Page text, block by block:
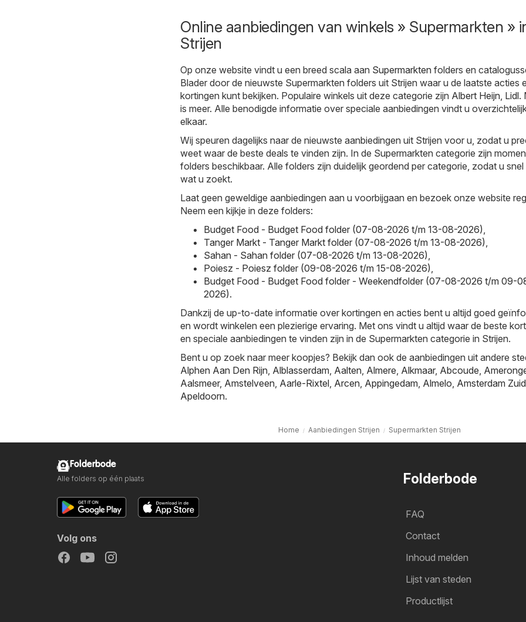
Online aanbiedingen van winkels » Supermarkten »
Strijen
Op onze website vindt u een breed scala aan Supermarkten folders en
Blader door de nieuwste Supermarkten folders uit Strijen waar u de laatste acties
kortingen kunt bekijken. Populaire winkels uit deze categorie zijn Albert Heijn, Lidl.
is meer. Alle benodigde informatie over speciale aanbiedingen vindt u
elkaar.
Wij speuren dagelijks naar de nieuwste aanbiedingen uit Strijen voor u, zodat u
weet waar de beste deals te vinden zijn. In de Supermarkten categorie zijn
folders beschikbaar. Alle folders zijn duidelijk geordend per categorie, zodat u
wat u zoekt.
Laat geen geweldige aanbiedingen aan u voorbijgaan en bezoek onze website
Neem een kijkje in deze folders:
Budget Food - Budget Food folder (07-08-2026 t/m 13-08-2026),
Tanger Markt - Tanger Markt folder (07-08-2026 t/m 13-08-2026),
Sahan - Sahan folder (07-08-2026 t/m 13-08-2026),
Poiesz - Poiesz folder (09-08-2026 t/m 15-08-2026),
Budget Food - Budget Food folder - Weekendfolder (07-08-2026 t/m 09-
2026).
Dankzij de up-to-date informatie over kortingen en acties bent u altijd goed
en wordt winkelen een plezierige ervaring. Met ons vindt u altijd waar de beste
en speciale aanbiedingen te vinden zijn in de Supermarkten categorie in Strijen.
Bent u op zoek naar meer koopjes? Bekijk dan ook de aanbiedingen uit andere
Alphen Aan Den Rijn, Alblasserdam, Aalten, Almere, Alkmaar, Abcoude,
Aalsmeer, Amstelveen, Aarle-Rixtel, Arcen, Appingedam, Almelo, Amsterdam
Apeldoorn.
Home Aanbiedingen Strijen Supermarkten Strijen
Folderbode
FAQ
Contact
Inhoud melden
Lijst van steden
Productlijst
Folderbode
Alle folders op één plaats
Volg ons